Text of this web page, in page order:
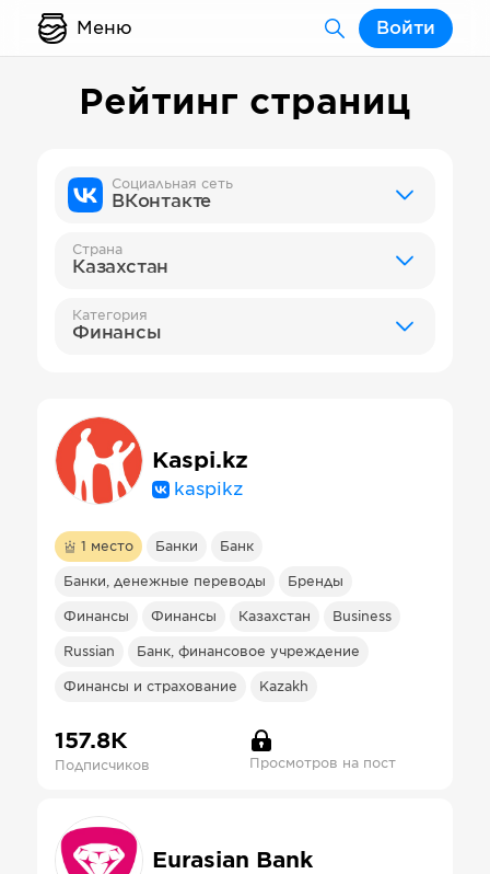
Меню Войти
Рейтинг страниц
Социальная сеть
ВКонтакте
Страна
Казахстан
Категория
Финансы
Kaspi.kz
kaspikz
1 место Банки Банк
Банки, денежные переводы Бренды
Финансы Финансы Казахстан Business
Russian Банк, финансовое учреждение
Финансы и страхование Kazakh
157.8К
Подписчиков Просмотров на пост
Eurasian Bank